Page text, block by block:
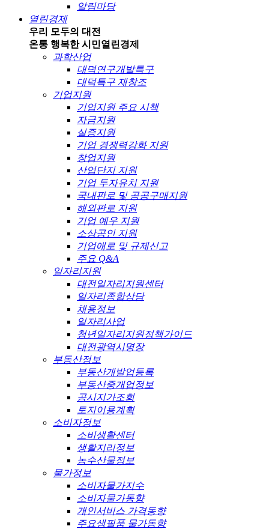
알림마당
열린경제
우리 모두의 대전
온통 행복한 시민열린경제
과학산업
대덕연구개발특구
대덕특구 재창조
기업지원
기업지원 주요 시책
자금지원
실증지원
기업 경쟁력강화 지원
창업지원
산업단지 지원
기업 투자유치 지원
국내판로 및 공공구매지원
해외판로 지원
기업 예우 지원
소상공인 지원
기업애로 및 규제신고
주요 Q&A
일자리지원
대전일자리지원센터
일자리종합상담
채용정보
일자리사업
청년일자리지원정책가이드
대전광역시명장
부동산정보
부동산개발업등록
부동산중개업정보
공시지가조회
토지이용계획
소비자정보
소비생활센터
생활지리정보
농수산물정보
물가정보
소비자물가지수
소비자물가동향
개인서비스 가격동향
주요생필품 물가동향